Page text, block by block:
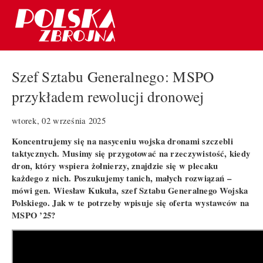
Szef Sztabu Generalnego: MSPO
przykładem rewolucji dronowej
wtorek, 02 września 2025
Koncentrujemy się na nasyceniu wojska dronami szczebli
taktycznych. Musimy się przygotować na rzeczywistość, kiedy
dron, który wspiera żołnierzy, znajdzie się w plecaku
każdego z nich. Poszukujemy tanich, małych rozwiązań –
mówi gen. Wiesław Kukuła, szef Sztabu Generalnego Wojska
Polskiego. Jak w te potrzeby wpisuje się oferta wystawców na
MSPO ’25?